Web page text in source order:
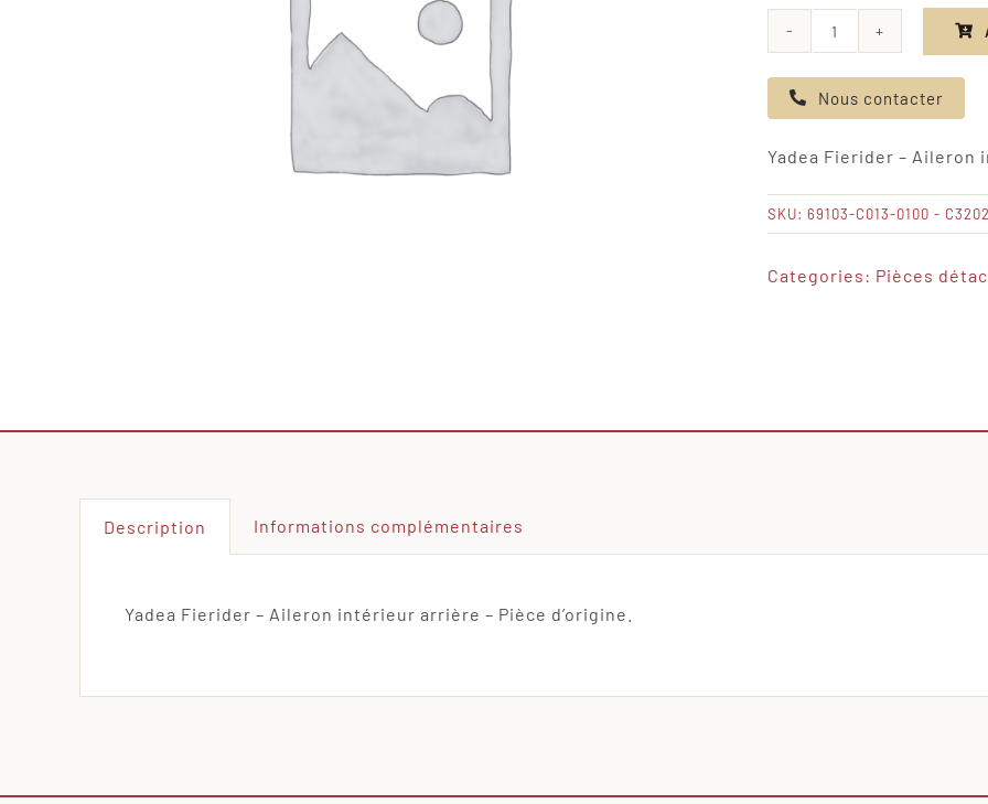
quantité
de
Yadea
-
Aileron
intérieur
Nous contacter
Yadea Fierider –
SKU: 69103-C013-0100 -
Categories: Pièces
Description Informations complémentaires
Yadea Fierider – Aileron intérieur arrière – Pièce d’origine.